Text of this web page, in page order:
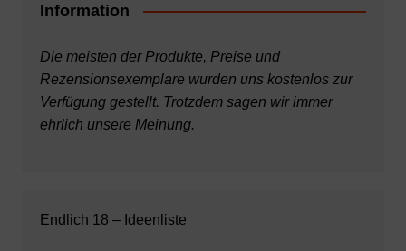
Information
Die meisten der Produkte, Preise und
Rezensionsexemplare wurden uns kostenlos zur
Verfügung gestellt. Trotzdem sagen wir immer
ehrlich unsere Meinung.
Endlich 18 – Ideenliste